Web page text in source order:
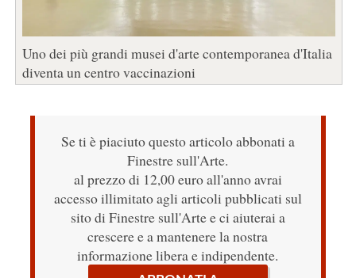
Uno dei più grandi musei d'arte contemporanea d'Italia
diventa un centro vaccinazioni
Se ti è piaciuto questo articolo abbonati a
Finestre sull'Arte.
al prezzo di 12,00 euro all'anno avrai
accesso illimitato agli articoli pubblicati sul
sito di Finestre sull'Arte e ci aiuterai a
crescere e a mantenere la nostra
informazione libera e indipendente.